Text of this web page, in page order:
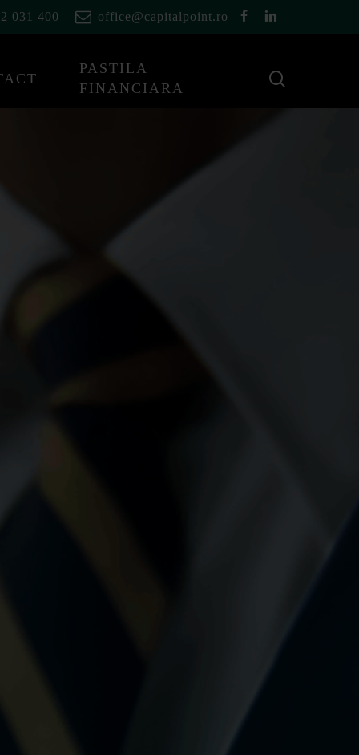
facebooklinkedin
031 400 office@capitalpoint.ro
PASTILA
FINANCIARA